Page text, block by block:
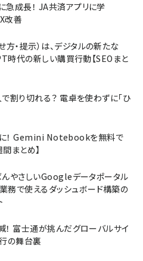
急成長！ JA共済アプリに学
改善
・提示）は、デジタルの新たな
時代の新しい購買行動【SEOまと
割り切れる？ 電卓を使わずに「ひ
！ Gemini Notebookを無料で
まとめ】
やさしいGoogleデータポータル
務で使えるダッシュボード構築の
富士通が挑んだグローバルサイ
の舞台裏